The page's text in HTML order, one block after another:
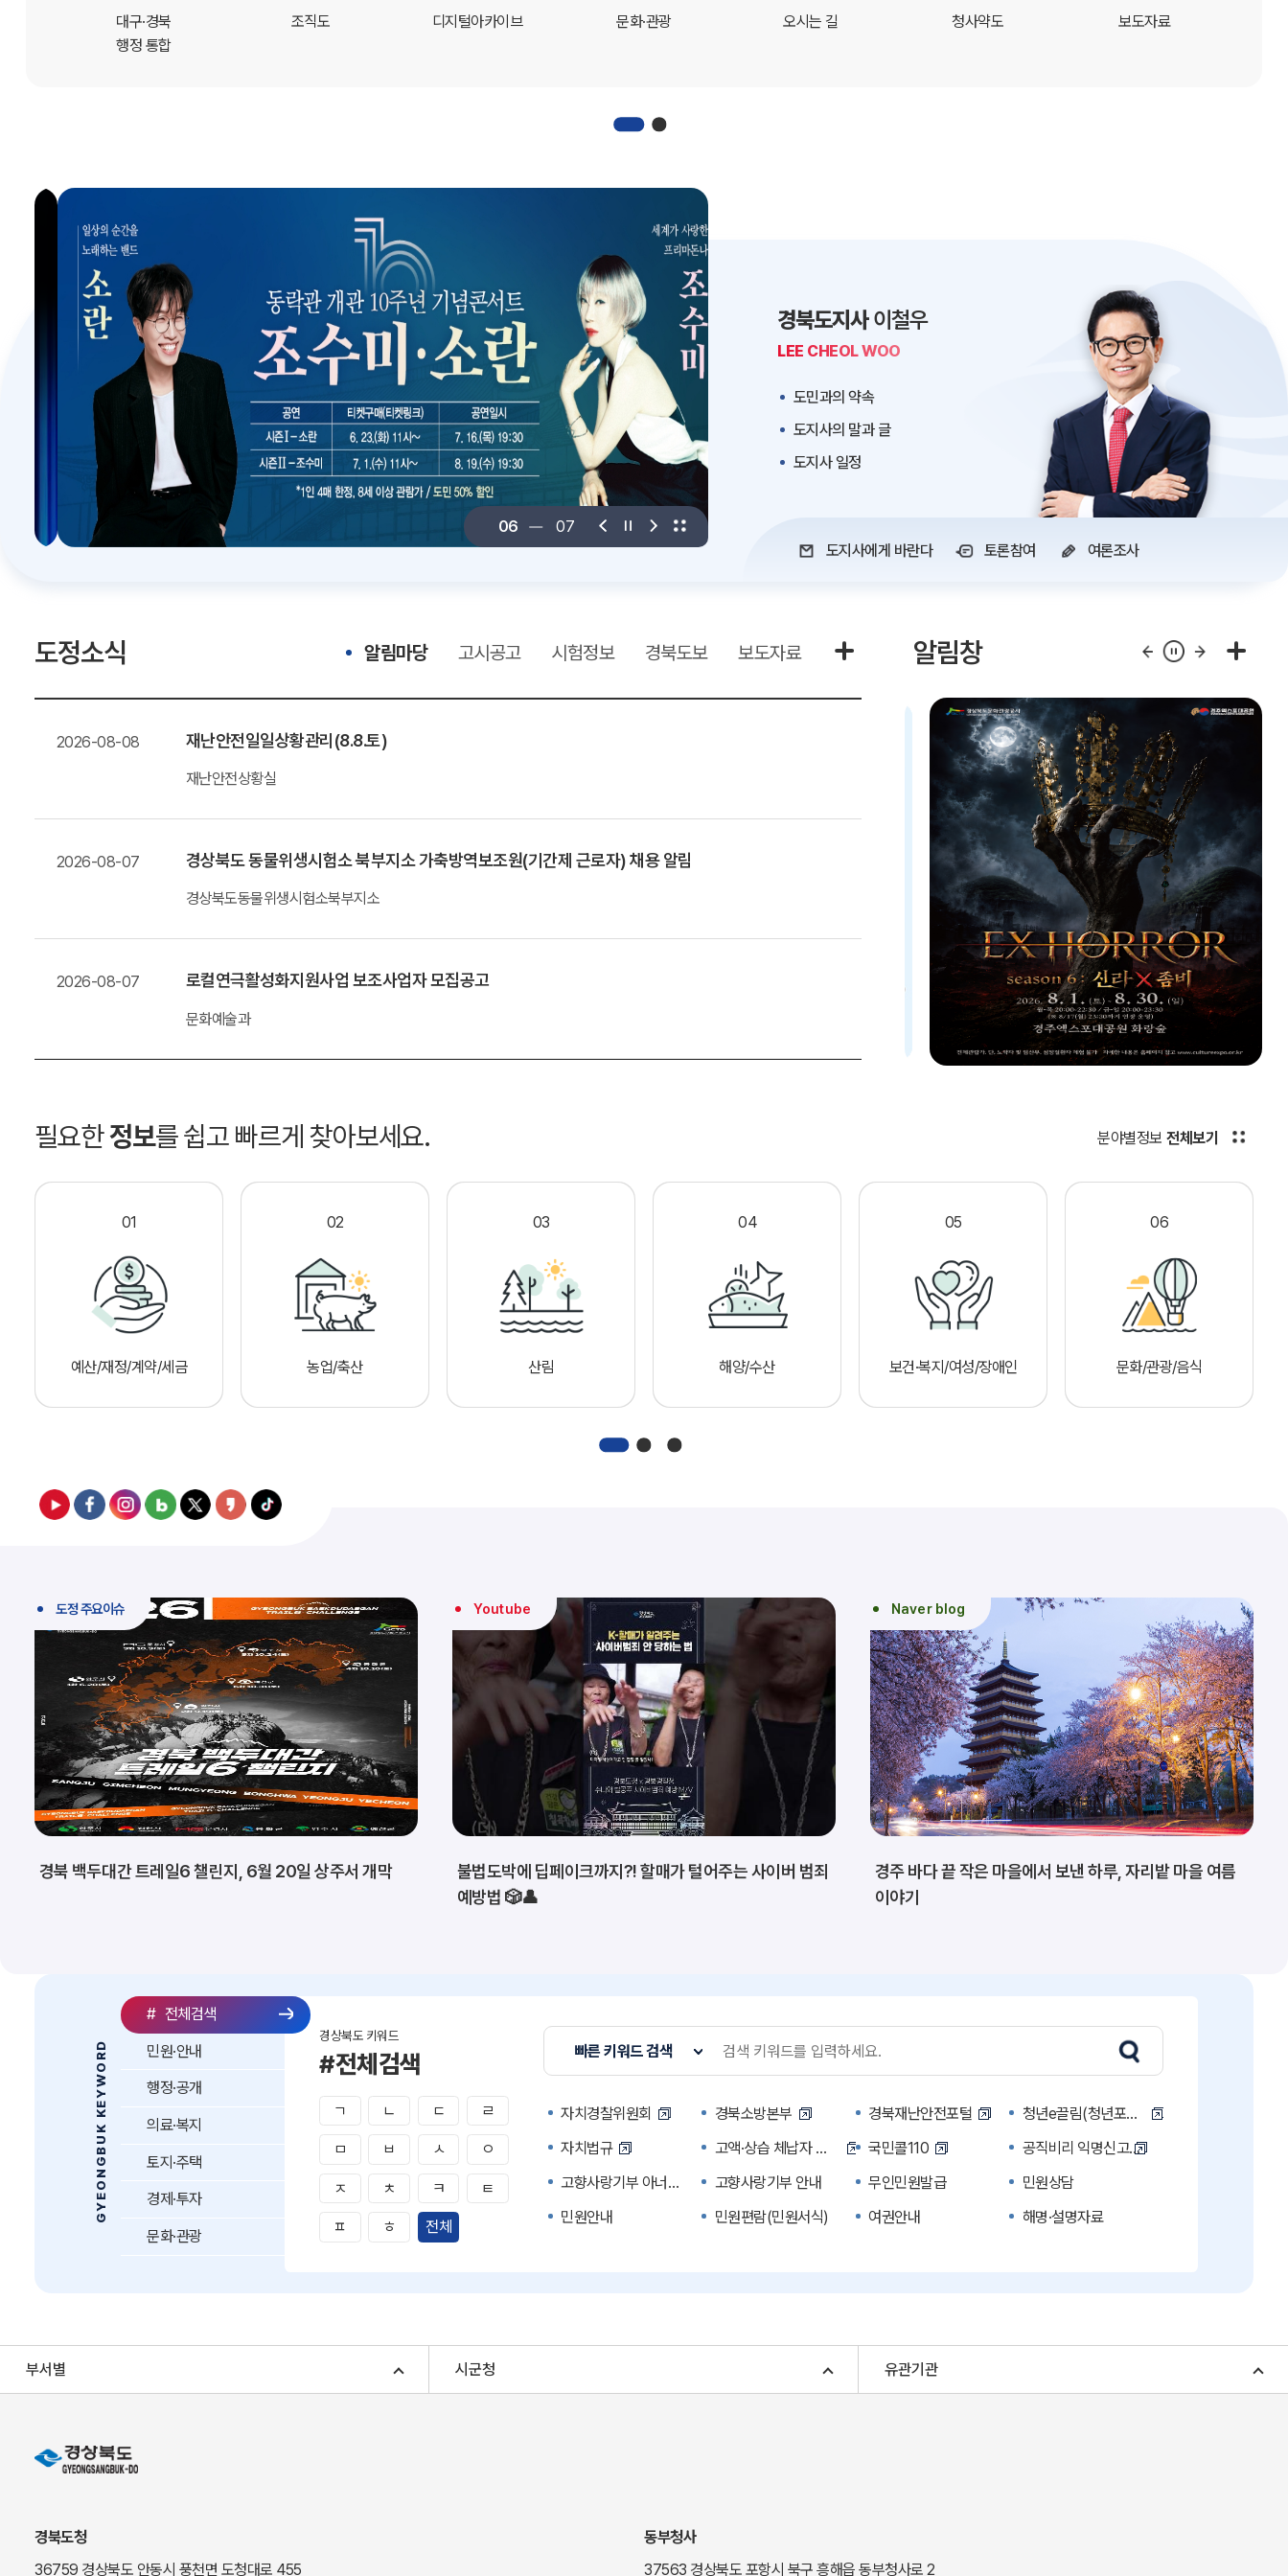
대구·경북
행정 통합
조직도 디지털아카이브 문화·관광 오시는 길 청사약도 보도자료
06 07
경북도지사이철우
LEE CHEOL WOO
도민과의 약속
도지사의 말과 글
도지사 일정
도지사에게 바란다 토론참여 여론조사
도정소식 알림마당 고시공고 시험정보 경북도보 보도자료
2026-08-08 재난안전일일상황관리(8.8.토)
재난안전상황실
2026-08-07 경상북도 동물위생시험소 북부지소 가축방역보조원(기간제 근로자) 채용 알림
경상북도동물위생시험소북부지소
2026-08-07 로컬연극활성화지원사업 보조사업자 모집공고
문화예술과
알림창
필요한정보를 쉽고 빠르게 찾아보세요.
01
예산/재정/계약/세금
02
농업/축산
03
산림
04
해양/수산
05
보건·복지/여성/장애인
06
문화/관광/음식
분야별정보 전체보기
도정 주요이슈
경북 백두대간 트레일6 챌린지, 6월 20일 상주서 개막
Youtube
불법도박에 딥페이크까지?! 할매가 털어주는 사이버 범죄
예방법 🎲👤
Naver blog
경주 바다 끝 작은 마을에서 보낸 하루, 자리밭 마을 여름
이야기
GYEONGBUK KEYWORD
# 전체검색
경상북도 키워드
#전체검색
ㄱ ㄴ ㄷ ㄹ
ㅁ ㅂ ㅅ ㅇ
ㅈ ㅊ ㅋ ㅌ
ㅍ ㅎ 전체
빠른 키워드 검색
자치경찰위원회 경북소방본부 경북재난안전포털
청년e끌림(청년포털)
자치법규
고액·상습 체납자 명단 국민콜110
공직비리 익명신고
고향사랑기부 아너스 클럽
고향사랑기부 안내 무인민원발급
민원상담
민원안내
민원편람(민원서식) 여권안내
해명·설명자료
귀농귀촌종합지원센터
부동산중개보수 안내 조상 땅 찾기
토지이용계획
경북e맛(음식정보)
도립예술단 공연소개 동락관
민원·안내
행정·공개
의료·복지
토지·주택
경제·투자
문화·관광
부서별 시군청 유관기관
경북도청
36759 경상북도 안동시 풍천면 도청대로 455
동부청사
37563 경상북도 포항시 북구 흥해읍 동부청사로 2